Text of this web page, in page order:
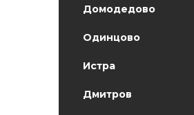
Домодедово
Одинцово
Истра
Дмитров